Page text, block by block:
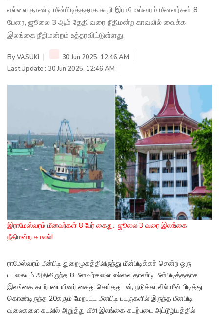
எல்லை தாண்டி மீன்பிடித்ததாக கூறி இராமேஸ்வரம் மீனவர்கள் 8
பேரை, ஜூலை 3 ஆம் தேதி வரை நீதிமன்ற காவலில் வைக்க
இலங்கை நீதிமன்றம் உத்தரவிட்டுள்ளது.
ByVASUKI
30 Jun 2025, 12:46 AM
Last Update : 30 Jun 2025, 12:46 AM
இராமேஸ்வரம் மீனவர்கள் 8 பேர் கைது.. ஜூலை 3 வரை இலங்கை
நீதிமன்ற காவல்!
ராமேஸ்வரம் மீன்பிடி துறைமுகத்திலிருந்து மீன்பிடிக்கச் சென்ற ஒரு
படகையும் அதிலிருந்த 8 மீனவர்களை எல்லை தாண்டி மீன்பிடித்ததாக
இலங்கை கடற்படையினர் கைது செய்ததுடன், நடுக்கடலில் மீன் பிடித்து
கொண்டிருந்த 20க்கும் மேற்பட்ட மீன்பிடி படகுகளில் இருந்த மீன்பிடி
வலைகளை கடலில் அறுத்து வீசி இலங்கை கடற்படை அட்டூழியத்தில்